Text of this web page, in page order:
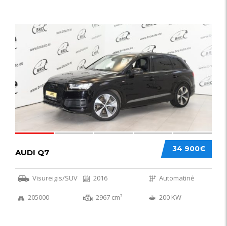
56
34 900€
AUDI Q7
Visureigis/SUV 2016 Automatinė
205000 2967 cm³ 200 KW